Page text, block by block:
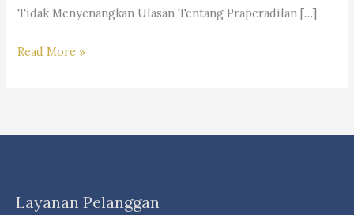
Tidak Menyenangkan Ulasan Tentang Praperadilan […]
Ulasan
Merger
Read More »
Layanan Pelanggan